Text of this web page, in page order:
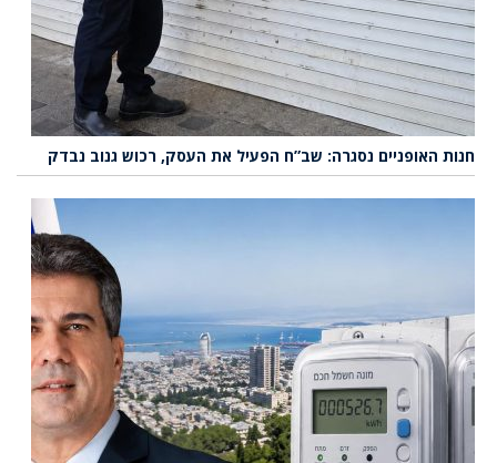
חנות האופניים נסגרה: שב”ח הפעיל את העסק, רכוש גנוב נבדק